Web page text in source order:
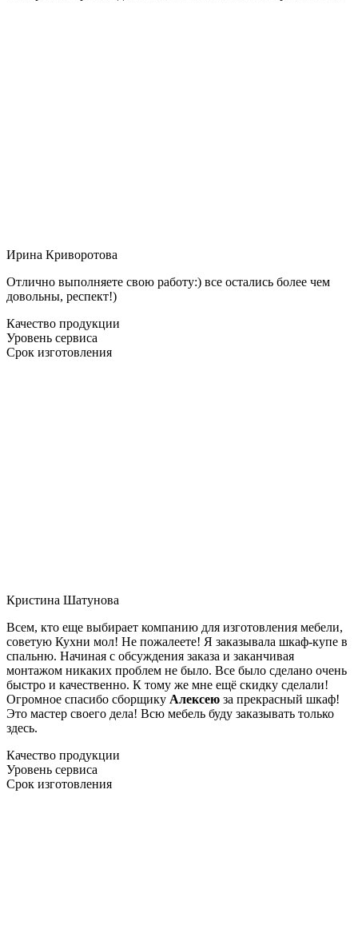
Ирина Криворотова
Отлично выполняете свою работу:) все остались более чем
довольны, респект!)
Качество продукции
Уровень сервиса
Срок изготовления
Кристина Шатунова
Всем, кто еще выбирает компанию для изготовления мебели,
советую Кухни мол! Не пожалеете! Я заказывала шкаф-купе в
спальню. Начиная с обсуждения заказа и заканчивая
монтажом никаких проблем не было. Все было сделано очень
быстро и качественно. К тому же мне ещё скидку сделали!
Огромное спасибо сборщику Алексею за прекрасный шкаф!
Это мастер своего дела! Всю мебель буду заказывать только
здесь.
Качество продукции
Уровень сервиса
Срок изготовления